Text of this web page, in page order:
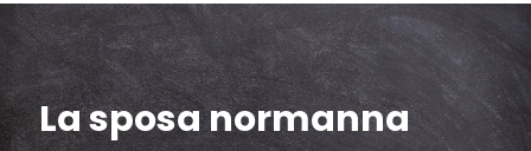
La sposa normanna